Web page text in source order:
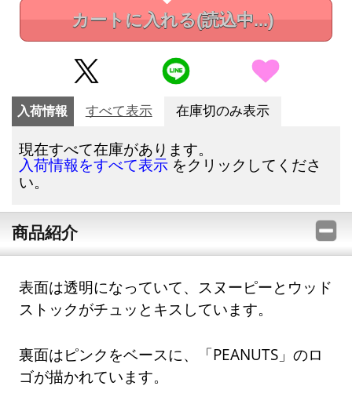
カートに入れる(読込中...)
入荷情報 すべて表示 在庫切のみ表示
現在すべて在庫があります。
入荷情報をすべて表示 をクリックしてくださ
い。
商品紹介
表面は透明になっていて、スヌーピーとウッド
ストックがチュッとキスしています。
裏面はピンクをベースに、「PEANUTS」のロ
ゴが描かれています。